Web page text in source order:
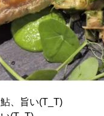
、旨い(T_T)